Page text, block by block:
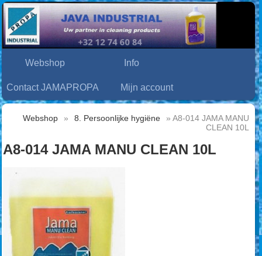
Webshop Info
Contact JAMAPROPA Mijn account
Webshop » 8. Persoonlijke hygiëne
» A8-014 JAMA MANU
CLEAN 10L
A8-014 JAMA MANU CLEAN 10L